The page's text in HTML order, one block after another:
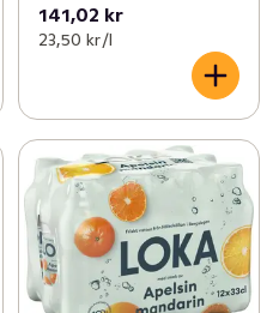
141,02 kr
23,50 kr /l